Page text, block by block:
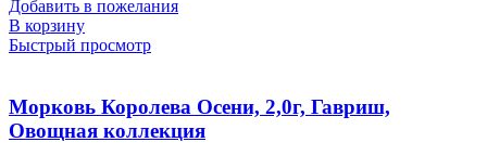
Добавить в пожелания
В корзину
Быстрый просмотр
Морковь Королева Осени, 2,0г, Гавриш,
Овощная коллекция